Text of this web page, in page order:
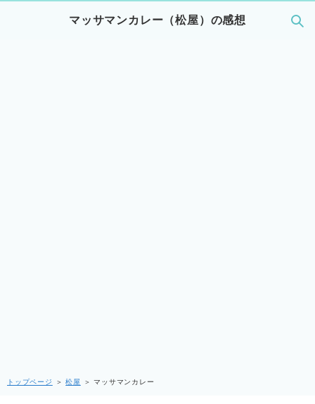
マッサマンカレー（松屋）の感想
トップページ ＞松屋 ＞マッサマンカレー